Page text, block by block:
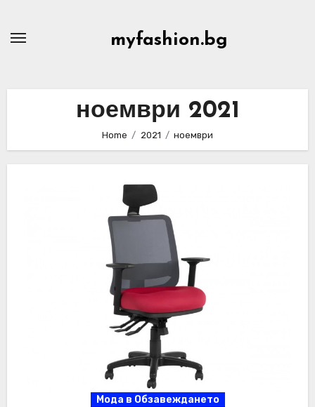
myfashion.bg
ноември 2021
Home 2021 ноември
Мода в Обзавеждането